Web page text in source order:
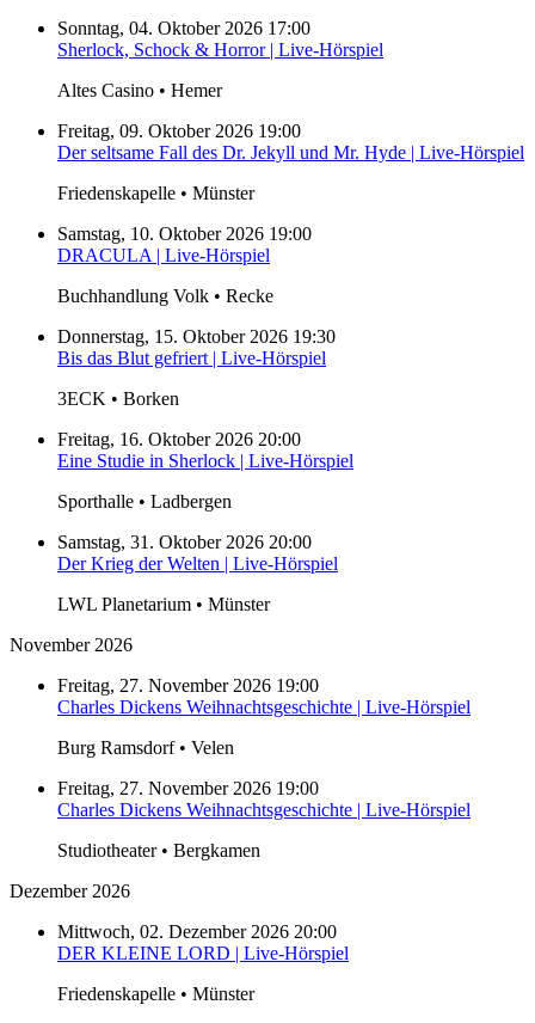
Sonntag, 04. Oktober 2026 17:00
Sherlock, Schock & Horror | Live-Hörspiel
Altes Casino • Hemer
Freitag, 09. Oktober 2026 19:00
Der seltsame Fall des Dr. Jekyll und Mr. Hyde | Live-Hörspiel
Friedenskapelle • Münster
Samstag, 10. Oktober 2026 19:00
DRACULA | Live-Hörspiel
Buchhandlung Volk • Recke
Donnerstag, 15. Oktober 2026 19:30
Bis das Blut gefriert | Live-Hörspiel
3ECK • Borken
Freitag, 16. Oktober 2026 20:00
Eine Studie in Sherlock | Live-Hörspiel
Sporthalle • Ladbergen
Samstag, 31. Oktober 2026 20:00
Der Krieg der Welten | Live-Hörspiel
LWL Planetarium • Münster
November 2026
Freitag, 27. November 2026 19:00
Charles Dickens Weihnachtsgeschichte | Live-Hörspiel
Burg Ramsdorf • Velen
Freitag, 27. November 2026 19:00
Charles Dickens Weihnachtsgeschichte | Live-Hörspiel
Studiotheater • Bergkamen
Dezember 2026
Mittwoch, 02. Dezember 2026 20:00
DER KLEINE LORD | Live-Hörspiel
Friedenskapelle • Münster